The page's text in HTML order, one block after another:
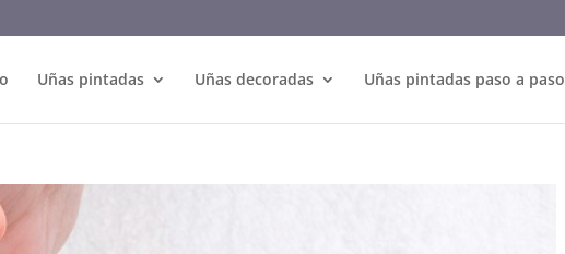
Uñas pintadas Uñas decoradas Uñas pintadas paso a paso